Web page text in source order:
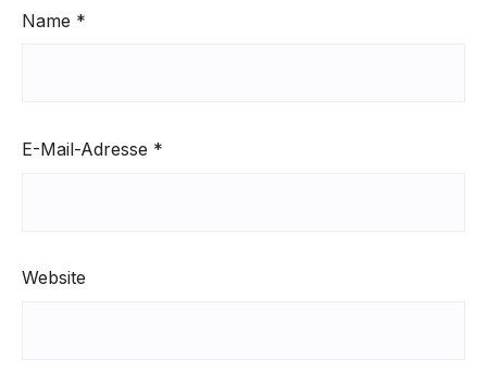
Name *
E-Mail-Adresse *
Website